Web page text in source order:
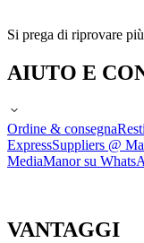
Si prega di riprovare
AIUTO E
Ordine & consegna
ExpressSuppliers @
MediaManor su
VANTAGGI